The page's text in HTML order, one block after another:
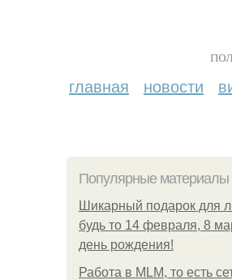
главная новости
Популярные материалы
Шикарный подарок для
будь то 14 февраля, 8
день рождения!
Работа в MLM, то есть